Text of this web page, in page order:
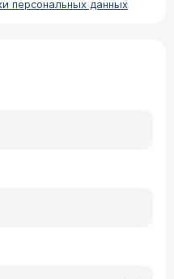
персональных данных